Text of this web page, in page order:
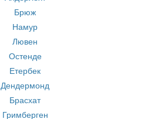
Брюж
Намур
Лювен
Остенде
Етербек
Дендермонд
Брасхат
Гримберген